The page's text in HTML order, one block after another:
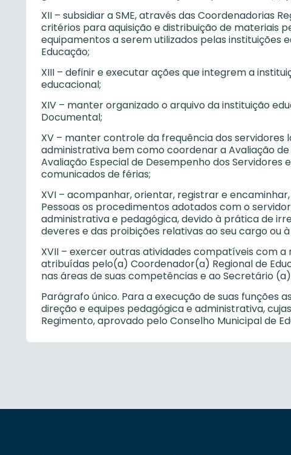
XII – subsidiar a SME, através das Coordenadorias
critérios para aquisição e distribuição de materiais
equipamentos a serem utilizados pelas instituições
Educação;
XIII – definir e executar ações que integrem a
educacional;
XIV – manter organizado o arquivo da instituição
Documental;
XV – manter controle da frequência dos
administrativa bem como coordenar a Avaliação
Avaliação Especial de Desempenho dos Servidores
comunicados de férias;
XVI – acompanhar, orientar, registrar e
Pessoas os procedimentos adotados com o
administrativa e pedagógica, devido à prática de
deveres e das proibições relativas ao seu cargo ou
XVII – exercer outras atividades compatíveis com
atribuídas pelo(a) Coordenador(a) Regional de
nas áreas de suas competências e ao Secretário
Parágrafo único. Para a execução de suas funções
direção e equipes pedagógica e administrativa,
Regimento, aprovado pelo Conselho Municipal de